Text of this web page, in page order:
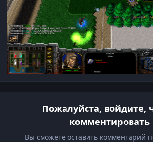
Пожалуйста, войдите,
комментировать
Вы сможете оставить комментарий